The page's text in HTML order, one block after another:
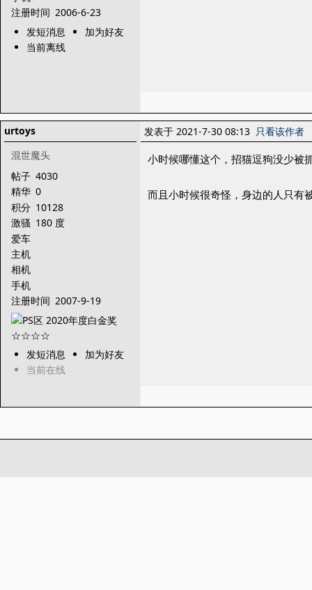
注册时间 2006-6-23
发短消息
加为好友
当前离线
urtoys
混世魔头
帖子 4030
精华 0
积分 10128
激骚 180 度
爱车
主机
相机
手机
注册时间 2007-9-19
发短消息
加为好友
当前在线
发表于 2021-7-30 08:13 只看该作者
小时候哪懂这个，招猫逗狗没少被
而且小时候很奇怪，身边的人只有